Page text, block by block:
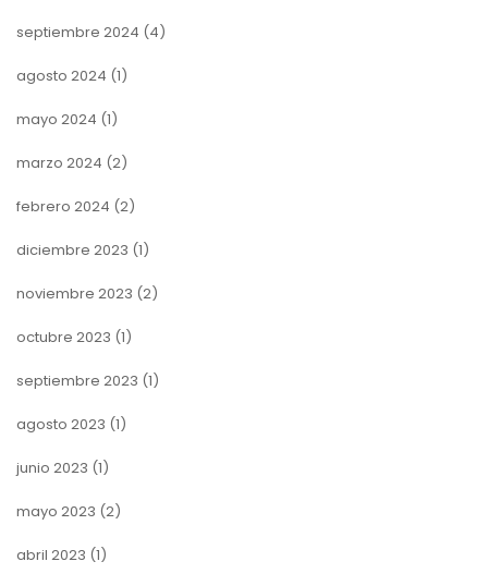
septiembre 2024 (4)
agosto 2024 (1)
mayo 2024 (1)
marzo 2024 (2)
febrero 2024 (2)
diciembre 2023 (1)
noviembre 2023 (2)
octubre 2023 (1)
septiembre 2023 (1)
agosto 2023 (1)
junio 2023 (1)
mayo 2023 (2)
abril 2023 (1)